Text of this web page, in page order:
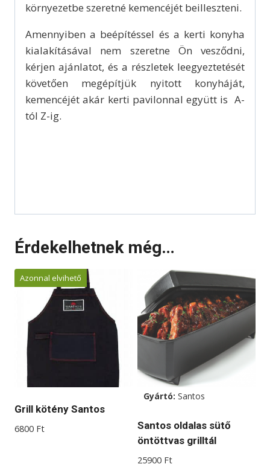
környezetbe szeretné kemencéjét beilleszteni.
Amennyiben a beépítéssel és a kerti konyha
kialakításával nem szeretne Ön vesződni,
kérjen ajánlatot, és a részletek leegyeztetését
követően megépítjük nyitott konyháját,
kemencéjét akár kerti pavilonnal együtt is A-
tól Z-ig.
Érdekelhetnek még…
Azonnal elvihető
Grill kötény Santos
6800 Ft
Gyártó: Santos
Santos oldalas sütő
öntöttvas grilltál
25900 Ft